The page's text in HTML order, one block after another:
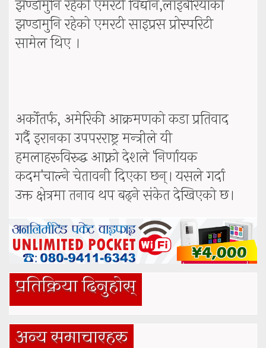
झण्डामुनि रहेको एमरटी विद्यान,लाइबेरियाको
झण्डामुनि रहेको एमरटी साइप्रस प्रोस्परिटी
सामेल थिए ।
अर्कोतर्फ, अमेरिकी आक्रमणको कडा प्रतिवाद
गर्दै इरानका उपपरराष्ट्र मन्त्रीले यी
हमलाहरूविरुद्ध आफ्नो देशले 'निर्णायक
कदम'चाल्ने चेतावनी दिएका छन्। यसले गर्दा
उक्त क्षेत्रमा तनाव थप बढ्ने संकेत देखिएको छ।
प्रतिक्रिया दिनुहोस्
अन्य समाचारहरु